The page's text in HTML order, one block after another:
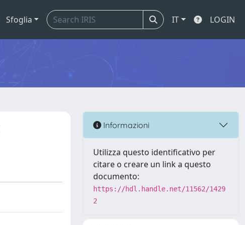
Sfoglia IT LOGIN
Informazioni
Utilizza questo identificativo per
citare o creare un link a questo
documento:
https://hdl.handle.net/11562/1429
2